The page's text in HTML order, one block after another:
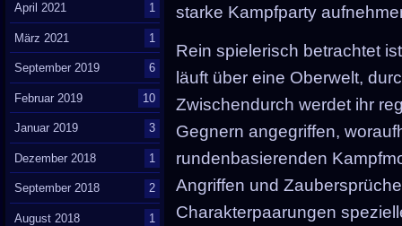
starke Kampfparty
Rein spielerisch betrachtet ist
läuft über eine Oberwelt,
Zwischendurch werdet ihr
Gegnern angegriffen,
rundenbasierenden
Angriffen und
Charakterpaarungen
April 2021 1
März 2021 1
September 2019 6
Februar 2019 10
Januar 2019 3
Dezember 2018 1
September 2018 2
August 2018 1